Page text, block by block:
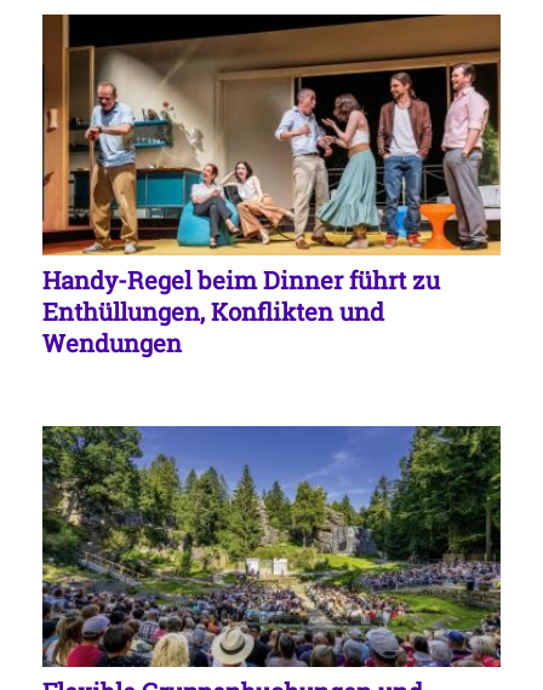
Handy-Regel beim Dinner führt zu
Enthüllungen, Konflikten und
Wendungen